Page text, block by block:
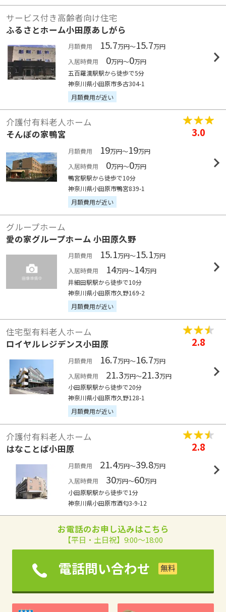
サービス付き高齢者向け住宅
ふるさとホーム小田原あしがら
月額費用 15.7万円～15.7万円
入居時費用
0万円～0万円
五百羅漢駅駅から徒歩で5分
神奈川県小田原市多古304-1
月額費用が近い
介護付有料老人ホーム
そんぽの家鴨宮
3.0
月額費用 19万円～19万円
入居時費用
0万円～0万円
鴨宮駅駅から徒歩で10分
神奈川県小田原市鴨宮839-1
月額費用が近い
グループホーム
愛の家グループホーム 小田原久野
月額費用 15.1万円～15.1万円
入居時費用
14万円～14万円
井細田駅駅から徒歩で10分
神奈川県小田原市久野169-2
月額費用が近い
住宅型有料老人ホーム
ロイヤルレジデンス小田原
2.8
月額費用 16.7万円～16.7万円
入居時費用
21.3万円～21.3万円
小田原駅駅から徒歩で20分
神奈川県小田原市久野128-1
月額費用が近い
介護付有料老人ホーム
はなことば小田原
2.8
月額費用 21.4万円～39.8万円
入居時費用
30万円～60万円
小田原駅駅から徒歩で1分
神奈川県小田原市酒匂3-9-12
お電話のお申し込みはこちら
【平日・土日祝】9:00～18:00
電話問い合わせ